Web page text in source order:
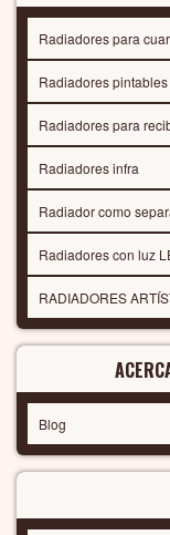
Radiadores para
Radiadores pintables
Radiadores para
Radiadores infra
Radiador como
Radiadores con luz
RADIADORES
Blog